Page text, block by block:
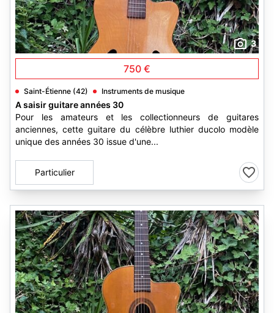
3
750 €
Saint-Étienne (42) Instruments de musique
A saisir guitare années 30
Pour les amateurs et les collectionneurs de guitares
anciennes, cette guitare du célèbre luthier ducolo modèle
unique des années 30 issue d'une...
Particulier